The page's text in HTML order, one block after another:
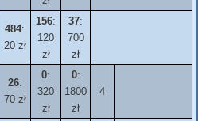
484:
20 zł
156:
120
zł
37:
700
zł
26:
70 zł
0:
320
zł
0:
1800
zł
4